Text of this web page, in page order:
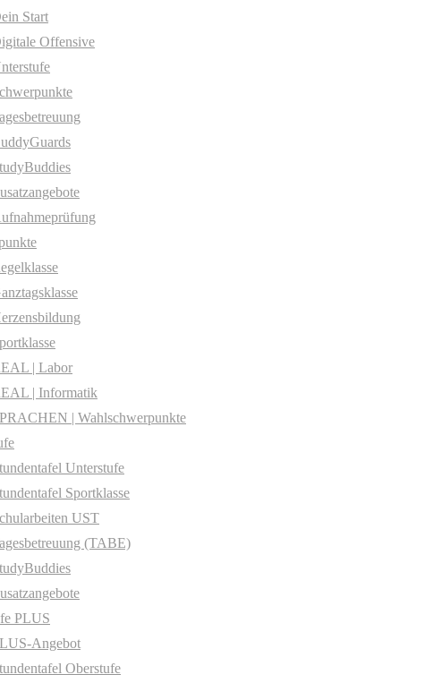
Start
Offensive
| Labor
| Informatik
| Wahlschwerpunkte
Unterstufe
Sportklasse
UST
(TABE)
PLUS
Angebot
Oberstufe